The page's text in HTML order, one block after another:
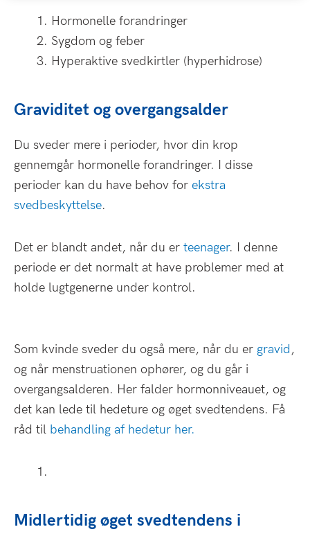
Hormonelle forandringer
Sygdom og feber
Hyperaktive svedkirtler (hyperhidrose)
Graviditet og overgangsalder
Du sveder mere i perioder, hvor din krop
gennemgår hormonelle forandringer. I disse
perioder kan du have behov for ekstra
svedbeskyttelse.
Det er blandt andet, når du er teenager. I denne
periode er det normalt at have problemer med at
holde lugtgenerne under kontrol.
Som kvinde sveder du også mere, når du er gravid,
og når menstruationen ophører, og du går i
overgangsalderen. Her falder hormonniveauet, og
det kan lede til hedeture og øget svedtendens. Få
råd til behandling af hedetur her.
Midlertidig øget svedtendens i